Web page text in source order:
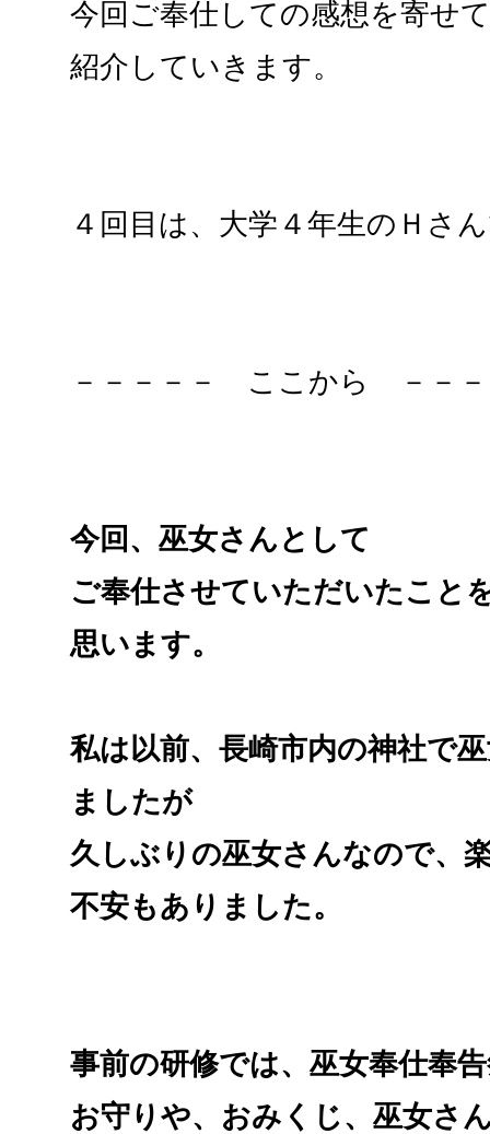
今回ご奉仕しての感想を寄せ
紹介していきます。
４回目は、大学４年生のＨさ
－－－－－ ここから －－－
今回、巫女さんとして
ご奉仕させていただいたこと
思います。
私は以前、長崎市内の神社で
ましたが
久しぶりの巫女さんなので、
不安もありました。
事前の研修では、巫女奉仕奉
お守りや、おみくじ、 巫女さ